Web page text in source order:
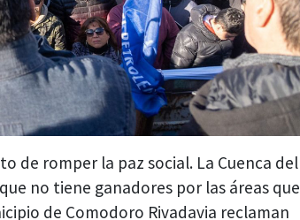
de romper la paz social. La Cuenca del
no tiene ganadores por las áreas que
de Comodoro Rivadavia reclaman